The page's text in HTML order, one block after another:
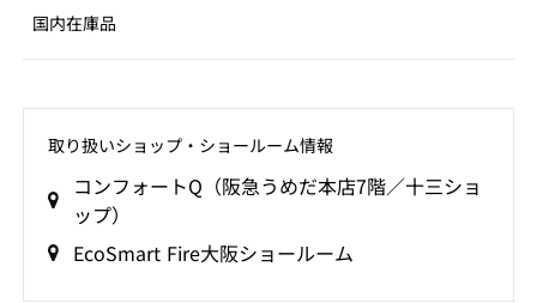
国内在庫品
取り扱いショップ‧ショールーム情報
コンフォートQ（阪急うめだ本店7階／十三ショ
ップ）
EcoSmart Fire大阪ショールーム